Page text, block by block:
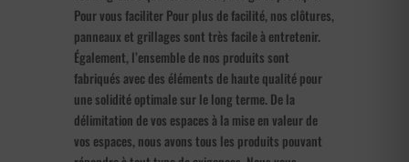
Pour vous faciliter Pour plus de facilité, nos clôtures,
panneaux et grillages sont très facile à entretenir.
Également, l’ensemble de nos produits sont
fabriqués avec des éléments de haute qualité pour
une solidité optimale sur le long terme. De la
délimitation de vos espaces à la mise en valeur de
vos espaces, nous avons tous les produits pouvant